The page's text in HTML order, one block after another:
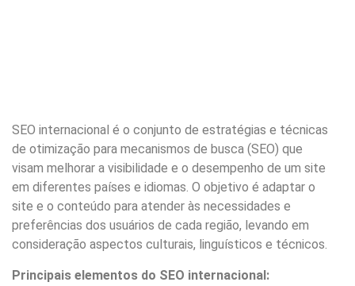
SEO internacional é o conjunto de estratégias e técnicas
de otimização para mecanismos de busca (SEO) que
visam melhorar a visibilidade e o desempenho de um site
em diferentes países e idiomas. O objetivo é adaptar o
site e o conteúdo para atender às necessidades e
preferências dos usuários de cada região, levando em
consideração aspectos culturais, linguísticos e técnicos.
Principais elementos do SEO internacional: